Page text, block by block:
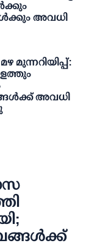
അവധി
മുന്നറിയിപ്പ്:
അവധി